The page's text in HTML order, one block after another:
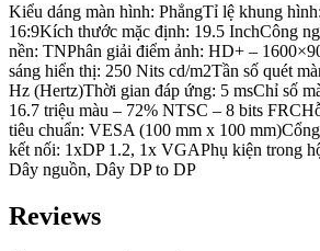
Kiểu dáng màn hình: PhẳngTỉ lệ khung hình:
16:9Kích thước mặc định: 19.5 InchCông
nền: TNPhân giải điểm ảnh: HD+ –
sáng hiển thị: 250 Nits cd/m2Tần số quét
Hz (Hertz)Thời gian đáp ứng: 5 msChỉ số
16.7 triệu màu – 72% NTSC – 8 bits FRC
tiêu chuẩn: VESA (100 mm x 100 mm)
kết nối: 1xDP 1.2, 1x VGAPhụ kiện trong
Dây nguồn, Dây DP to DP
Reviews